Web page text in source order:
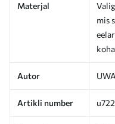
Materjal
mis
Autor
Artikli number